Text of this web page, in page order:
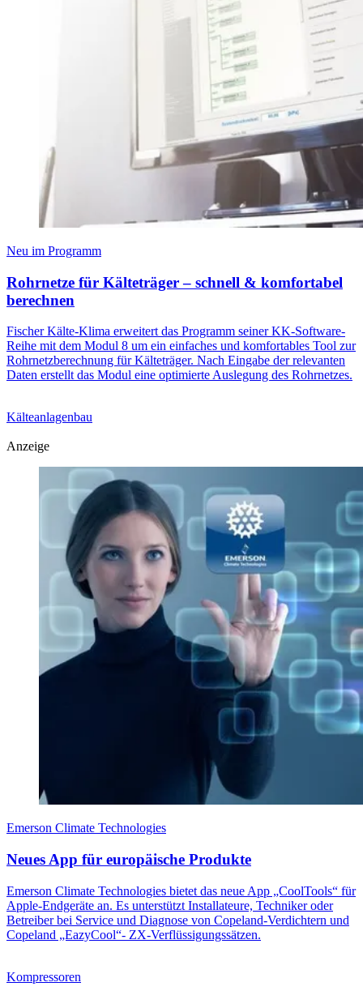
Neu im Programm
Rohrnetze für Kälteträger – schnell & komfortabel
berechnen
Fischer Kälte-Klima erweitert das Programm seiner KK-Software-
Reihe mit dem Modul 8 um ein einfaches und komfortables Tool zur
Rohrnetzberechnung für Kälteträger. Nach Eingabe der relevanten
Daten erstellt das Modul eine optimierte Auslegung des Rohrnetzes.
Kälteanlagenbau
Anzeige
Emerson Climate Technologies
Neues App für europäische Produkte
Emerson Climate Technologies bietet das neue App „CoolTools“ für
Apple-Endgeräte an. Es unterstützt Installateure, Techniker oder
Betreiber bei Service und Diagnose von Copeland-Verdichtern und
Copeland „EazyCool“- ZX-Verflüssigungssätzen.
Kompressoren